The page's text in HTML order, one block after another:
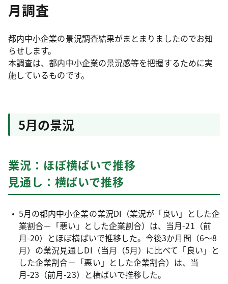
月調査
都内中小企業の景況調査結果がまとまりましたのでお知
らせします。
本調査は、都内中小企業の景況感等を把握するために実
施しているものです。
5月の景況
業況：ほぼ横ばいで推移
見通し：横ばいで推移
5月の都内中小企業の業況DI（業況が「良い」とした企
業割合－「悪い」とした企業割合）は、当月-21（前
月-20）とほぼ横ばいで推移した。今後3か月間（6～8
月）の業況見通しDI（当月（5月）に比べて「良い」と
した企業割合－「悪い」とした企業割合）は、当
月-23（前月-23）と横ばいで推移した。